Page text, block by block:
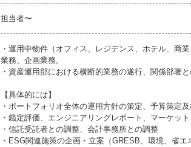
担当者〜
・運用中物件（オフィス、レジデンス、ホテル、商
業務、企画業務。
・資産運用部における横断的業務の遂行、関係部署と
【具体的には】
・ポートフォリオ全体の運用方針の策定、予算策定
・鑑定評価、エンジニアリングレポート、マーケッ
・信託受託者との調整、会計事務所との調整
・ESG関連施策の企画・立案（GRESB、環境、省エ